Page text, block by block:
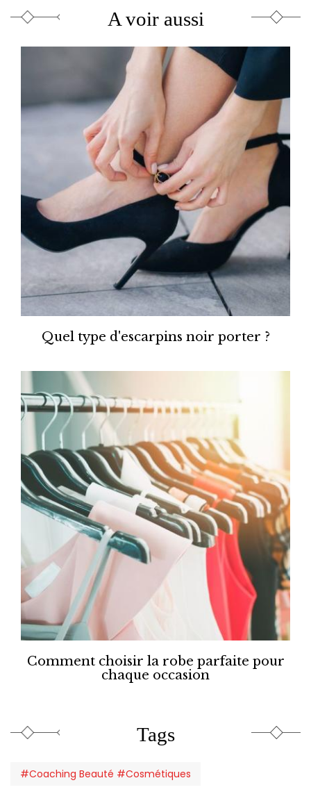
A voir aussi
Quel type d'escarpins noir porter ?
Comment choisir la robe parfaite pour
chaque occasion
Tags
#Coaching Beauté #Cosmétiques